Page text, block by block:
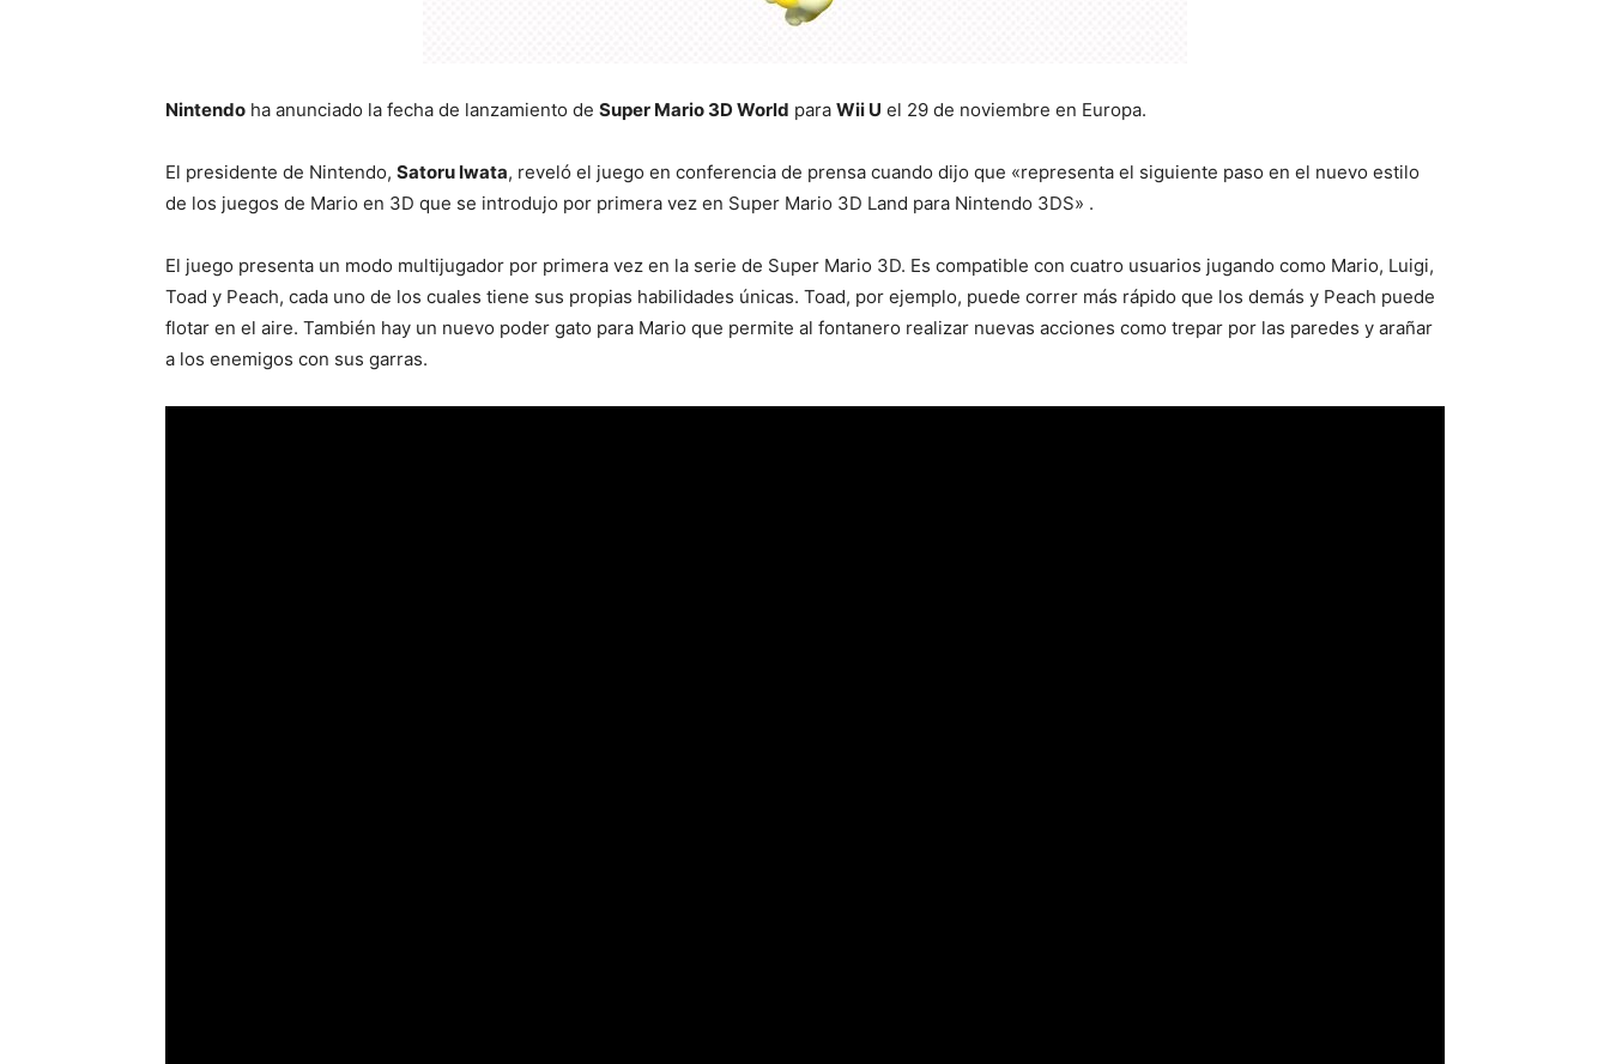
Nintendo ha anunciado la fecha de lanzamiento de Super Mario 3D World para Wii U el 29 de noviembre en Europa.
El presidente de Nintendo, Satoru Iwata, reveló el juego en conferencia de prensa cuando dijo que «representa el siguiente paso en el nuevo estilo
de los juegos de Mario en 3D que se introdujo por primera vez en Super Mario 3D Land para Nintendo 3DS» .
El juego presenta un modo multijugador por primera vez en la serie de Super Mario 3D. Es compatible con cuatro usuarios jugando como Mario, Luigi,
Toad y Peach, cada uno de los cuales tiene sus propias habilidades únicas. Toad, por ejemplo, puede correr más rápido que los demás y Peach puede
flotar en el aire. También hay un nuevo poder gato para Mario que permite al fontanero realizar nuevas acciones como trepar por las paredes y arañar
a los enemigos con sus garras.